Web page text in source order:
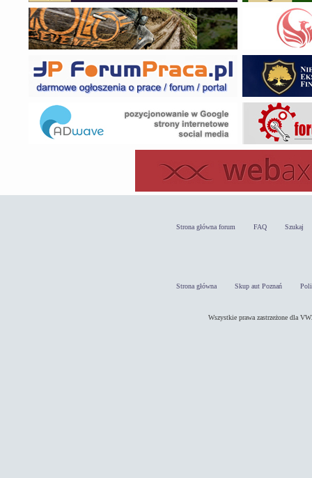
Strona główna forum FAQ Szukaj
Strona główna Skup aut Poznań
Wszystkie prawa zastrzeżone dla